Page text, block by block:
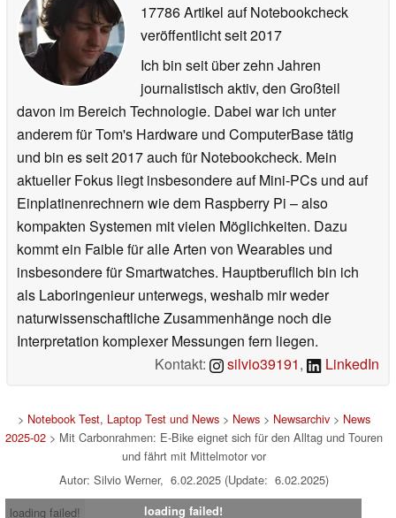
17786 Artikel auf Notebookcheck
veröffentlichtseit 2017
Ich bin seit über zehn Jahren
journalistisch aktiv, den Großteil
davon im Bereich Technologie. Dabei war ich unter
anderem für Tom's Hardware und ComputerBase tätig
und bin es seit 2017 auch für Notebookcheck. Mein
aktueller Fokus liegt insbesondere auf Mini-PCs und auf
Einplatinenrechnern wie dem Raspberry Pi – also
kompakten Systemen mit vielen Möglichkeiten. Dazu
kommt ein Faible für alle Arten von Wearables und
insbesondere für Smartwatches. Hauptberuflich bin ich
als Laboringenieur unterwegs, weshalb mir weder
naturwissenschaftliche Zusammenhänge noch die
Interpretation komplexer Messungen fern liegen.
Kontakt:
silvio39191, LinkedIn
> Notebook Test, Laptop Test und News> News> Newsarchiv> News
2025-02> Mit Carbonrahmen: E-Bike eignet sich für den Alltag und Touren
und fährt mit Mittelmotor vor
Autor: Silvio Werner, 6.02.2025 (Update: 6.02.2025)
loading failed!
loading failed!